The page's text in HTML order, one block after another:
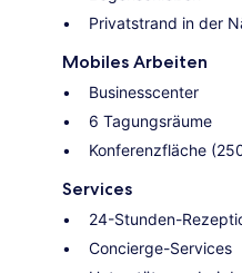
Privatstrand in der
Mobiles Arbeiten
Businesscenter
6 Tagungsräume
Konferenzfläche
Services
24-Stunden-
Concierge-Services